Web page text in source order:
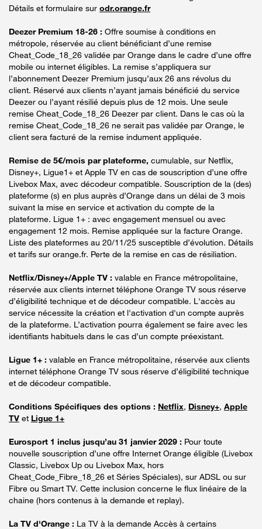
Détails et formulaire sur odr.orange.fr
Deezer Premium 18-26 : Offre soumise à conditions en
métropole, réservée au client bénéficiant d’une remise
Cheat_Code_18_26 validée par Orange dans le cadre d’une offre
mobile ou internet éligibles. La remise s’appliquera sur
l’abonnement Deezer Premium jusqu’aux 26 ans révolus du
client. Réservé aux clients n’ayant jamais bénéficié du service
Deezer ou l’ayant résilié depuis plus de 12 mois. Une seule
remise Cheat_Code_18_26 Deezer par client. Dans le cas où la
remise Cheat_Code_18_26 ne serait pas validée par Orange, le
client sera facturé de la remise indument appliquée.
Remise de 5€/mois par plateforme, cumulable, sur Netflix,
Disney+, Ligue1+ et Apple TV en cas de souscription d’une offre
Livebox Max, avec décodeur compatible. Souscription de la (des)
plateforme (s) en plus auprès d’Orange dans un délai de 3 mois
suivant la mise en service et activation du compte de la
plateforme. Ligue 1+ : avec engagement mensuel ou avec
engagement 12 mois. Remise appliquée sur la facture Orange.
Liste des plateformes au 20/11/25 susceptible d’évolution. Détails
et tarifs sur orange.fr. Perte de la remise en cas de résiliation.
Netflix/Disney+/Apple TV : valable en France métropolitaine,
réservée aux clients internet téléphone Orange TV sous réserve
d’éligibilité technique et de décodeur compatible. L'accès au
service nécessite la création et l'activation d'un compte auprès
de la plateforme. L’activation pourra également se faire avec les
identifiants habituels dans le cas d’un compte préexistant.
Ligue 1+ : valable en France métropolitaine, réservée aux clients
internet téléphone Orange TV sous réserve d’éligibilité technique
et de décodeur compatible.
Conditions Spécifiques des options : Netflix, Disney+, Apple
TV et Ligue 1+
Eurosport 1 inclus jusqu’au 31 janvier 2029 : Pour toute
nouvelle souscription d’une offre Internet Orange éligible (Livebox
Classic, Livebox Up ou Livebox Max, hors
Cheat_Code_Fibre_18_26 et Séries Spéciales), sur ADSL ou sur
Fibre ou Smart TV. Cette inclusion concerne le flux linéaire de la
chaine (hors contenus à la demande et replay).
La TV d'Orange : La TV à la demande Accès à certains